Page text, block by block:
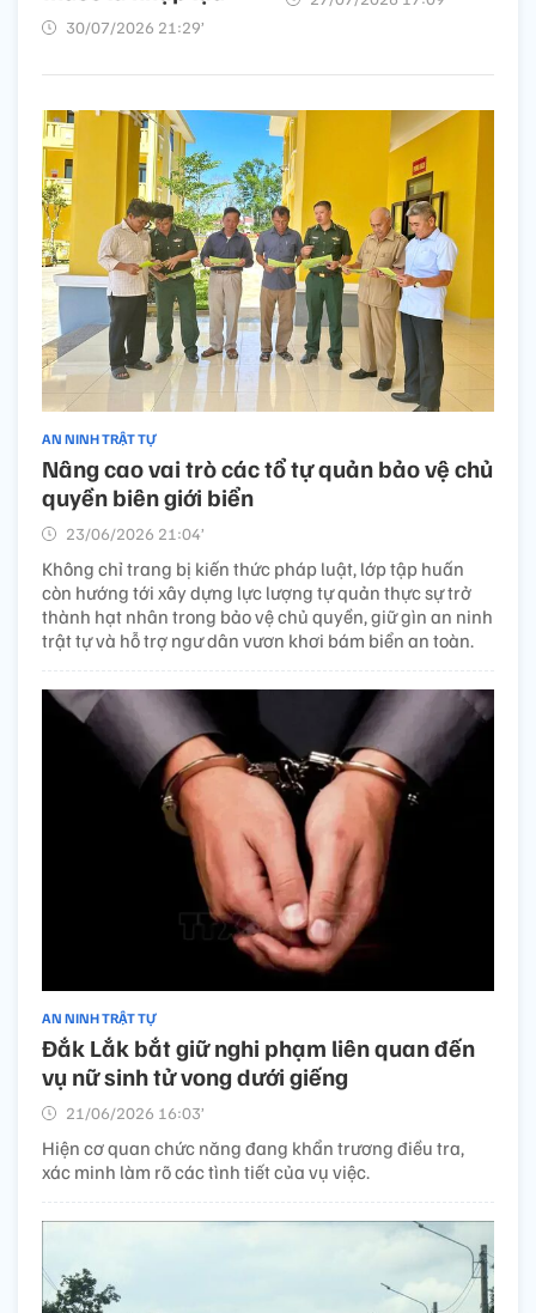
30/07/2026 21:29’
AN NINH TRẬT TỰ
Nâng cao vai trò các tổ tự quản bảo vệ chủ
quyền biên giới biển
23/06/2026 21:04’
Không chỉ trang bị kiến thức pháp luật, lớp tập huấn
còn hướng tới xây dựng lực lượng tự quản thực sự trở
thành hạt nhân trong bảo vệ chủ quyền, giữ gìn an ninh
trật tự và hỗ trợ ngư dân vươn khơi bám biển an toàn.
AN NINH TRẬT TỰ
Đắk Lắk bắt giữ nghi phạm liên quan đến
vụ nữ sinh tử vong dưới giếng
21/06/2026 16:03’
Hiện cơ quan chức năng đang khẩn trương điều tra,
xác minh làm rõ các tình tiết của vụ việc.